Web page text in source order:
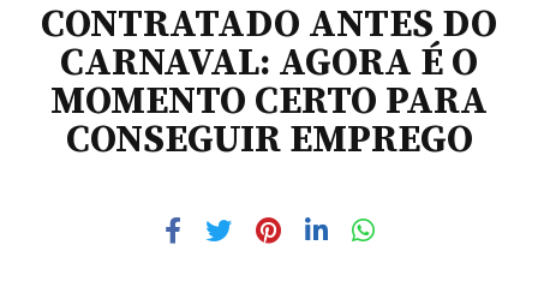
CONTRATADO ANTES DO
CARNAVAL: AGORA É O
MOMENTO CERTO PARA
CONSEGUIR EMPREGO